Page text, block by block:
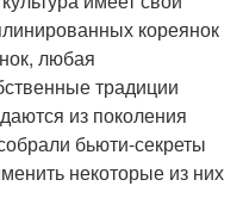
кореянок
любая
традиции
из поколения
бьюти-секреты
некоторые из них